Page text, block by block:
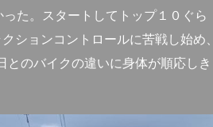
た。スタートしてトップ１０ぐら
ションコントロールに苦戦し始め、
のバイクの違いに身体が順応しき